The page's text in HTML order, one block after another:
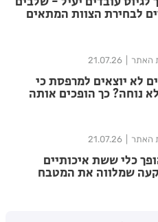
לבחירת הצוות המתאים
האתר 21.07.26
לא יוצאים למרפסת כי
נוחה? כך הופכים אותה
האתר 21.07.26
כלי ששת איכותיים
שמלווה את המטבח